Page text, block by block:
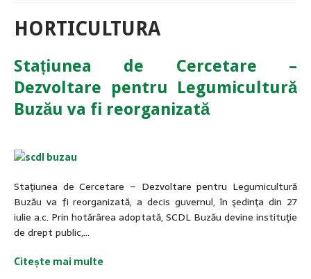
HORTICULTURA
Stațiunea de Cercetare –
Dezvoltare pentru Legumicultură
Buzău va fi reorganizată
Staţiunea de Cercetare – Dezvoltare pentru Legumicultură
Buzău va fi reorganizată, a decis guvernul, în şedinţa din 27
iulie a.c. Prin hotărârea adoptată, SCDL Buzău devine instituţie
de drept public,…
Citește mai multe